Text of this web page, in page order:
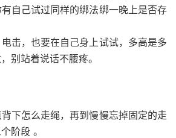
自己试过同样的绑法绑一晚上是否存
击，也要在自己身上试试，多高是多
别站着说话不腰疼。
下怎么走绳，再到慢慢忘掉固定的走
阶段 。